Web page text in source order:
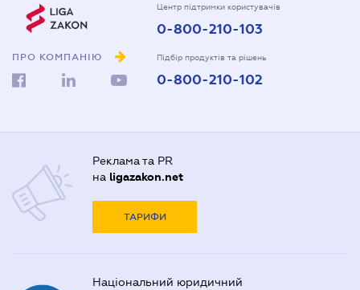
ПРО КОМПАНІЮ
Центр підтримки користувачів
0-800-210-103
Підбір продуктів та рішень
0-800-210-102
Реклама та PR
на ligazakon.net
ТАРИФИ
Національний юридичний